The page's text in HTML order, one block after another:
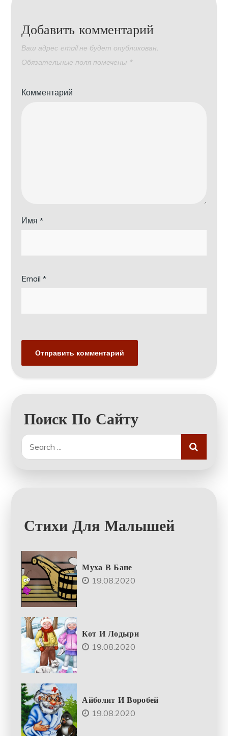
Добавить комментарий
Ваш адрес email не будет опубликован.
Обязательные поля помечены *
Комментарий
Имя*
Email*
Поиск По Сайту
Search
for:
Стихи Для Малышей
Муха В Бане
19.08.2020
Кот И Лодыри
19.08.2020
Айболит И Воробей
19.08.2020